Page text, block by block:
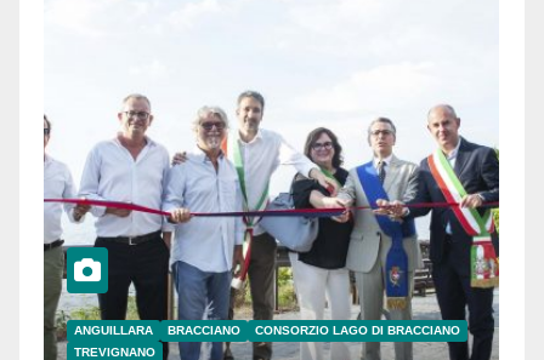
ANGUILLARA BRACCIANO
CONSORZIO LAGO DI BRACCIANO
TREVIGNANO